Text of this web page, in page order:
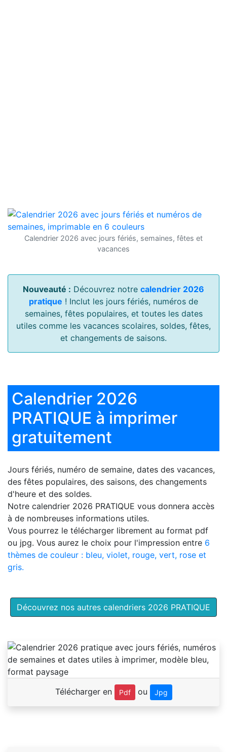
Calendrier 2026 avec jours fériés, semaines, fêtes et
vacances
Nouveauté : Découvrez notre calendrier 2026
pratique ! Inclut les jours fériés, numéros de
semaines, fêtes populaires, et toutes les dates
utiles comme les vacances scolaires, soldes, fêtes,
et changements de saisons.
Calendrier 2026
PRATIQUE à imprimer
gratuitement
Jours fériés, numéro de semaine, dates des vacances,
des fêtes populaires, des saisons, des changements
d'heure et des soldes.
Notre calendrier 2026 PRATIQUE vous donnera accès
à de nombreuses informations utiles.
Vous pourrez le télécharger librement au format pdf
ou jpg. Vous aurez le choix pour l'impression entre 6
thèmes de couleur : bleu, violet, rouge, vert, rose et
gris.
Découvrez nos autres calendriers 2026 PRATIQUE
Télécharger en Pdf ou Jpg